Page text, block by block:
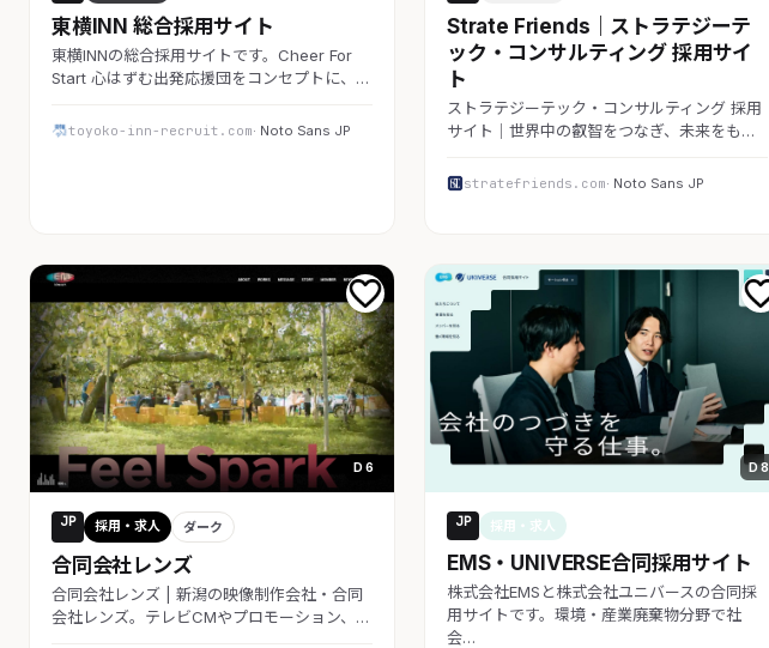
東横INN 総合採用サイト
東横INNの総合採用サイトです。Cheer For
Start 心はずむ出発応援団をコンセプトに、…
toyoko-inn-recruit.com· Noto Sans JP
Strate Friends｜ストラテジーテ
ック・コンサルティング 採用サイ
ト
ストラテジーテック・コンサルティング 採用
サイト｜世界中の叡智をつなぎ、未来をも…
stratefriends.com· Noto Sans JP
D 6
JP 採用・求人 ダーク
合同会社レンズ
合同会社レンズ | 新潟の映像制作会社・合同
会社レンズ。テレビCMやプロモーション、…
D 8
JP 採用・求人
EMS・UNIVERSE合同採用サイト
株式会社EMSと株式会社ユニバースの合同採
用サイトです。環境・産業廃棄物分野で社
会…